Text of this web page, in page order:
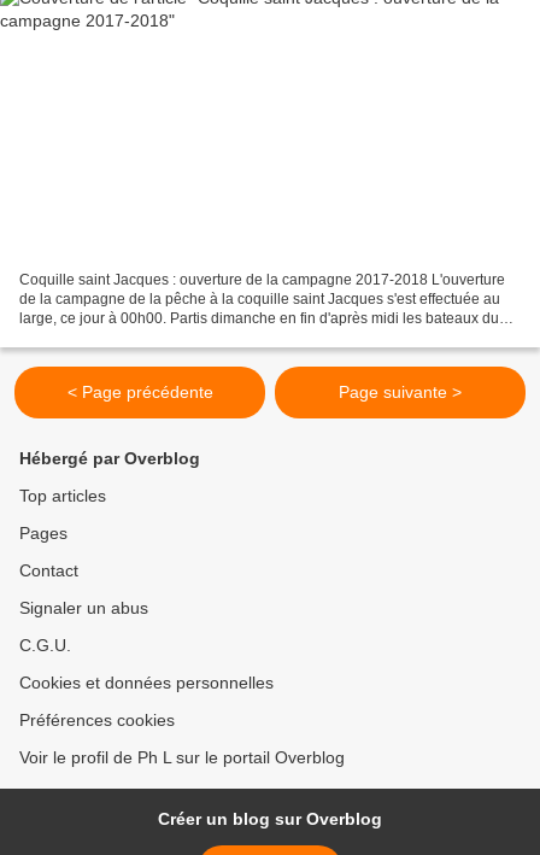
Coquille saint Jacques : ouverture de la campagne 2017-2018 L'ouverture
de la campagne de la pêche à la coquille saint Jacques s'est effectuée au
large, ce jour à 00h00. Partis dimanche en fin d'après midi les bateaux du
< Page précédente Page suivante >
Hébergé par Overblog
Top articles
Pages
Contact
Signaler un abus
C.G.U.
Cookies et données personnelles
Préférences cookies
Voir le profil de Ph L sur le portail Overblog
Créer un blog sur Overblog